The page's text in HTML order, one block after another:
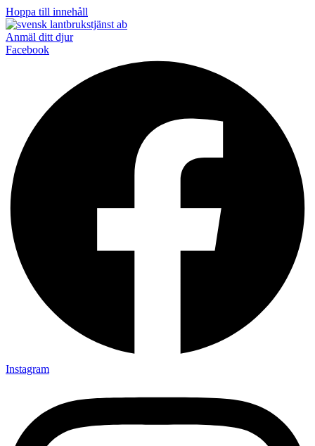
Hoppa till innehåll
Anmäl ditt djur
Facebook
Instagram